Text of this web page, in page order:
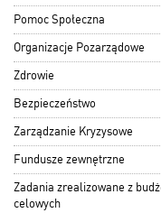
Pomoc Społeczna
Organizacje Pozarządowe
Zdrowie
Bezpieczeństwo
Zarządzanie Kryzysowe
Fundusze zewnętrzne
Zadania zrealizowane z
celowych